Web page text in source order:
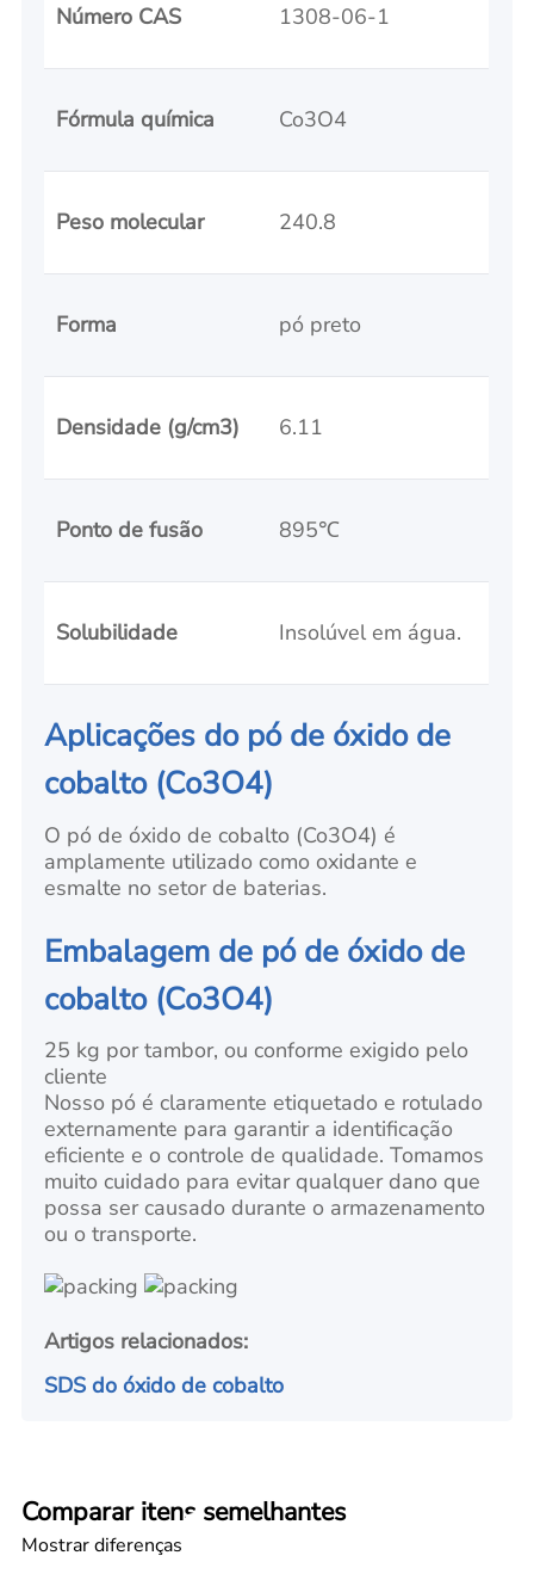
Número CAS 1308-06-1
Fórmula química Co3O4
Peso molecular 240.8
Forma pó preto
Densidade (g/cm3) 6.11
Ponto de fusão 895℃
Solubilidade Insolúvel em água.
Aplicações do pó de óxido de
cobalto (Co3O4)
O pó de óxido de cobalto (Co3O4) é
amplamente utilizado como oxidante e
esmalte no setor de baterias.
Embalagem de pó de óxido de
cobalto (Co3O4)
25 kg por tambor, ou conforme exigido pelo
cliente
Nosso pó é claramente etiquetado e rotulado
externamente para garantir a identificação
eficiente e o controle de qualidade. Tomamos
muito cuidado para evitar qualquer dano que
possa ser causado durante o armazenamento
ou o transporte.
Artigos relacionados:
SDS do óxido de cobalto
Comparar itens semelhantes
Mostrar diferenças